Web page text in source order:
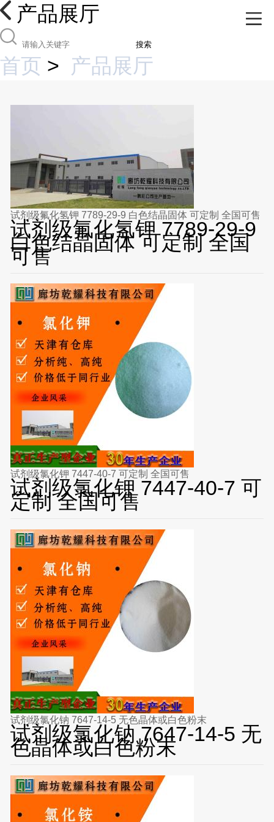
产品展厅
搜索
首页 > 产品展厅
试剂级氟化氢钾 7789-29-9 白色结晶固体 可定制 全国可售
试剂级氟化氢钾 7789-29-9
白色结晶固体 可定制 全国
可售
试剂级氯化钾 7447-40-7 可定制 全国可售
试剂级氯化钾 7447-40-7 可
定制 全国可售
试剂级氯化钠 7647-14-5 无色晶体或白色粉末
试剂级氯化钠 7647-14-5 无
色晶体或白色粉末